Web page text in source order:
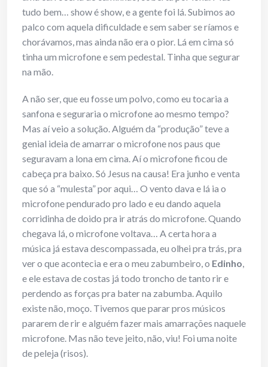
tudo bem… show é show, e a gente foi lá. Subimos ao
palco com aquela dificuldade e sem saber se ríamos e
chorávamos, mas ainda não era o pior. Lá em cima só
tinha um microfone e sem pedestal. Tinha que segurar
na mão.
A não ser, que eu fosse um polvo, como eu tocaria a
sanfona e seguraria o microfone ao mesmo tempo?
Mas aí veio a solução. Alguém da “produção” teve a
genial ideia de amarrar o microfone nos paus que
seguravam a lona em cima. Aí o microfone ficou de
cabeça pra baixo. Só Jesus na causa! Era junho e venta
que só a “mulesta” por aqui… O vento dava e lá ia o
microfone pendurado pro lado e eu dando aquela
corridinha de doido pra ir atrás do microfone. Quando
chegava lá, o microfone voltava… A certa hora a
música já estava descompassada, eu olhei pra trás, pra
ver o que acontecia e era o meu zabumbeiro, o Edinho,
e ele estava de costas já todo troncho de tanto rir e
perdendo as forças pra bater na zabumba. Aquilo
existe não, moço. Tivemos que parar pros músicos
pararem de rir e alguém fazer mais amarrações naquele
microfone. Mas não teve jeito, não, viu! Foi uma noite
de peleja (risos).